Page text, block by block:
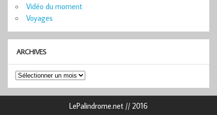
Vidéo du moment
Voyages
ARCHIVES
Archives
LePalindrome.net // 2016